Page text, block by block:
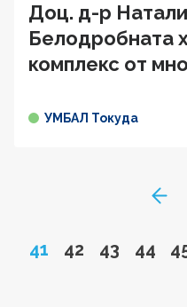
Доц. д-р
Белодробната
комплекс от
УМБАЛ Токуда
Page
41 Go to page
42 Go to
43 Go to
44